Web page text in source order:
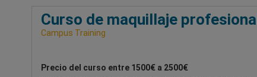
Curso de maquillaje
Campus Training
Precio del curso entre 1500€ a 2500€